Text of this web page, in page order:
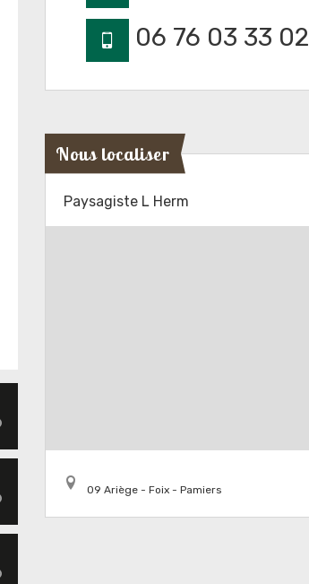
06 76 03 33 02
Nous localiser
Paysagiste L Herm
09 Ariège - Foix - Pamiers